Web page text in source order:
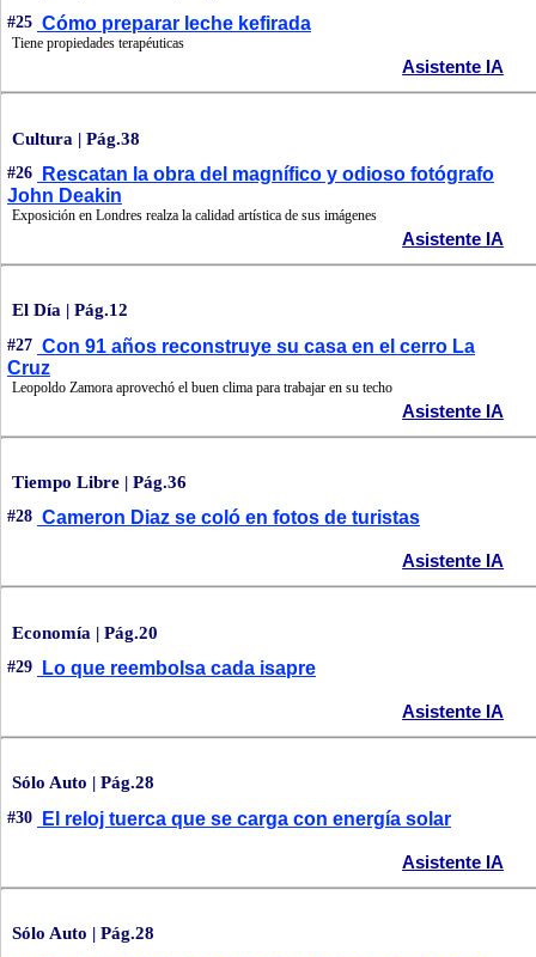
#25 Cómo preparar leche kefirada
Tiene propiedades terapéuticas
Asistente IA
Cultura | Pág.38
#26
Rescatan la obra del magnífico y odioso fotógrafo
John Deakin
Exposición en Londres realza la calidad artística de sus imágenes
Asistente IA
El Día | Pág.12
#27 Con 91 años reconstruye su casa en el cerro La
Cruz
Leopoldo Zamora aprovechó el buen clima para trabajar en su techo
Asistente IA
Tiempo Libre | Pág.36
#28 Cameron Diaz se coló en fotos de turistas
Asistente IA
Economía | Pág.20
#29 Lo que reembolsa cada isapre
Asistente IA
Sólo Auto | Pág.28
#30 El reloj tuerca que se carga con energía solar
Asistente IA
Sólo Auto | Pág.28